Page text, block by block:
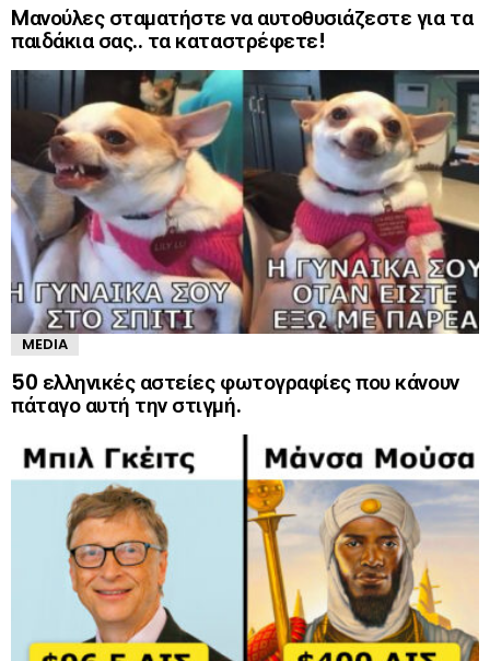
Mανούλες σταματήστε να αυτοθυσιάζεστε για τα
παιδάκια σας.. τα καταστρέφετε!
MEDIA
50 ελληνικές αστείες φωτογραφίες που κάνουν
πάταγο αυτή την στιγμή.